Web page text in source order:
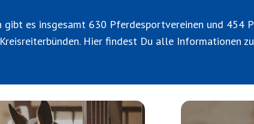
es insgesamt 630 Pferdesportvereinen und 454
Hier findest Du alle Informationen